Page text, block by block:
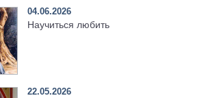
04.06.2026
Научиться любить
22.05.2026